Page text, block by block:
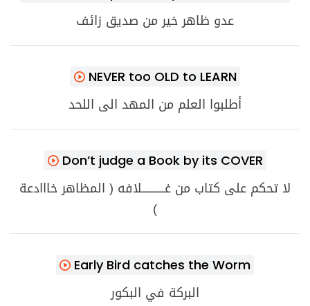
عدو ظاهر خير من صديق زائف
NEVER too OLD to LEARN
أطلبوا العلم من المهد الى اللحد
Don’t judge a Book by its COVER
لا تحكم على كتاب من غـــــــــــلافه ( المظاهر خااادعة
)
Early Bird catches the Worm
البركة في البكور